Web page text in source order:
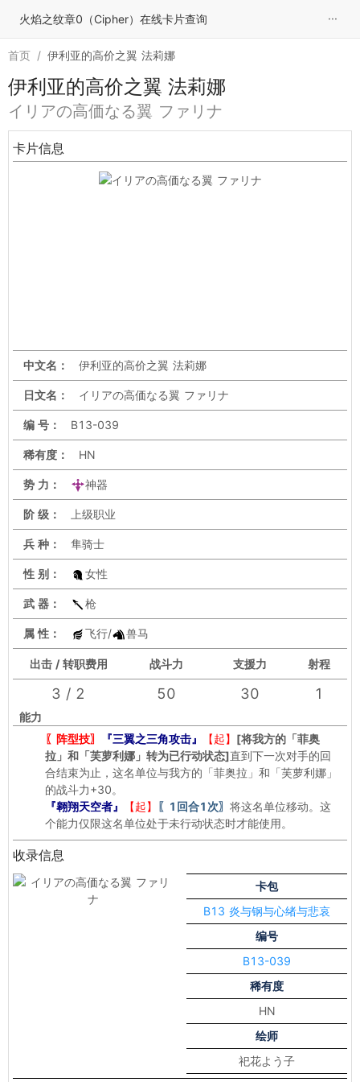
火焰之纹章0（Cipher）在线卡片查询 ···
首页 / 伊利亚的高价之翼 法莉娜
伊利亚的高价之翼 法莉娜
イリアの高価なる翼 ファリナ
卡片信息
中文名： 伊利亚的高价之翼 法莉娜
日文名： イリアの高価なる翼 ファリナ
编 号： B13-039
稀有度： HN
势 力： 神器
阶 级： 上级职业
兵 种： 隼骑士
性 别： 女性
武 器： 枪
属 性： 飞行/ 兽马
出击 / 转职费用 战斗力 支援力 射程
3 / 2 50 30 1
能力
〖阵型技〗
『三翼之三角攻击』 【起】 [将我方的「菲奥
拉」和「芙萝利娜」转为已行动状态]直到下一次对手的回
合结束为止，这名单位与我方的「菲奥拉」和「芙萝利娜」
的战斗力+30。
『翱翔天空者』
【起】 〖1回合1次〗 将这名单位移动。这
个能力仅限这名单位处于未行动状态时才能使用。
收录信息
卡包
B13 炎与钢与心绪与悲哀
编号
B13-039
稀有度
HN
绘师
祀花よう子